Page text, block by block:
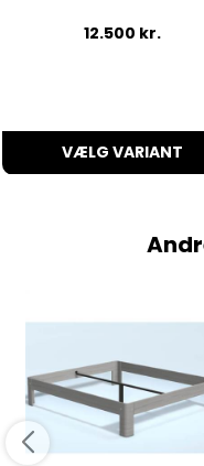
12.500 kr.
VÆLG VARIANT